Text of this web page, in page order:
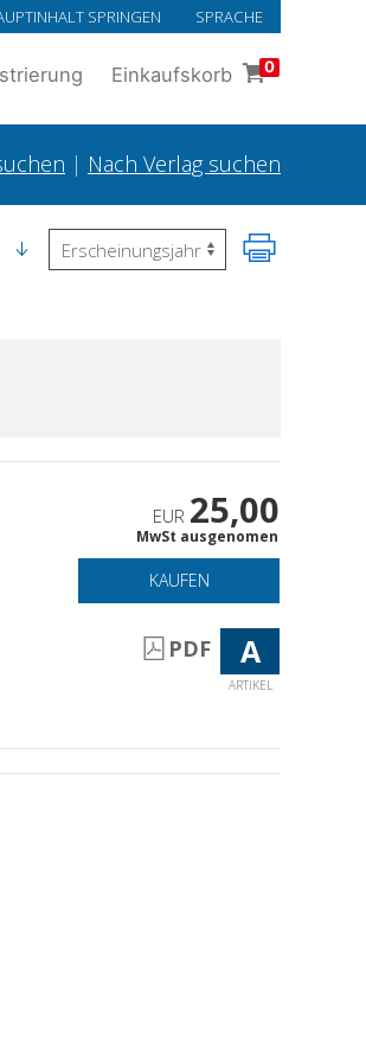
SPRINGEN SPRACHE
Einkaufskorb 0
| Nach Verlag suchen
EUR 25,00
MwSt ausgenomen
KAUFEN
PDF A
ARTIKEL